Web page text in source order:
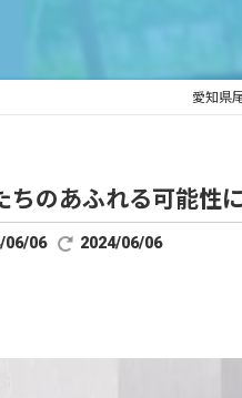
愛知県
ちのあふれる可能性
06/06 2024/06/06